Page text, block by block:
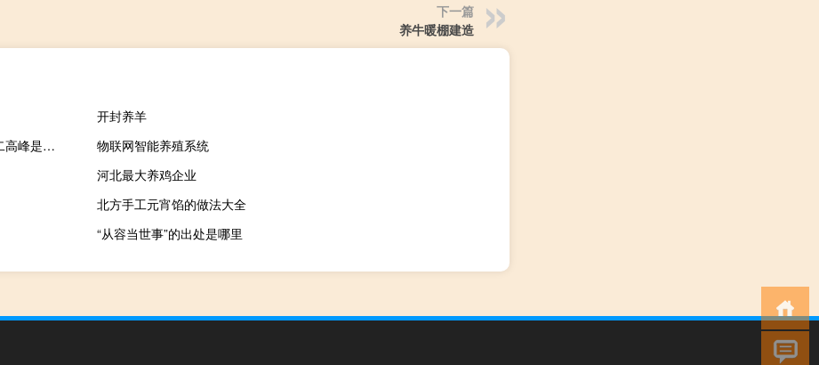
下一篇
养牛暖棚建造
开封养羊
北京的最高峰位于 第一高峰是第二高峰是第三高峰时 世界第二高峰是什么
物联网智能养殖系统
河北最大养鸡企业
北方手工元宵馅的做法大全
“从容当世事”的出处是哪里